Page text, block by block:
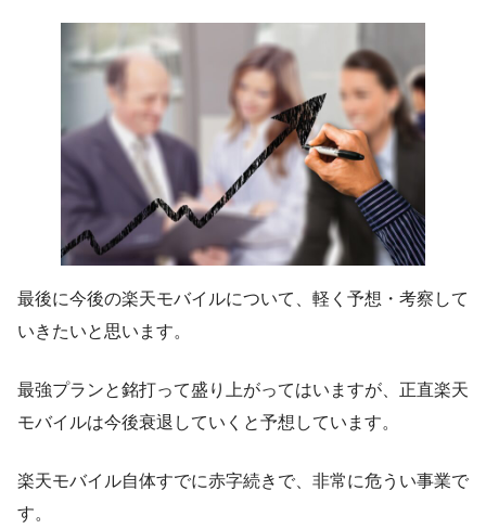
最後に今後の楽天モバイルについて、軽く予想・考察して
いきたいと思います。
最強プランと銘打って盛り上がってはいますが、正直楽天
モバイルは今後衰退していくと予想しています。
楽天モバイル自体すでに赤字続きで、非常に危うい事業で
す。